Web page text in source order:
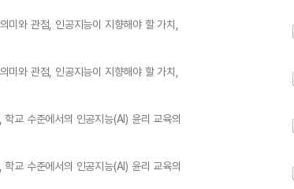
와 관점, 인공지능이 지향해야 할 가치,
와 관점, 인공지능이 지향해야 할 가치,
교 수준에서의 인공지능(AI) 윤리 교육의
교 수준에서의 인공지능(AI) 윤리 교육의